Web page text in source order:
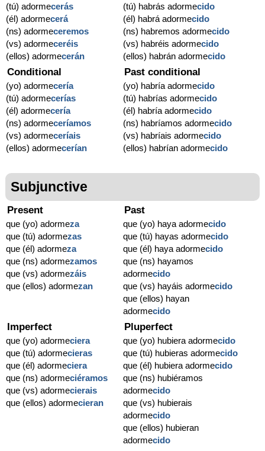
(tú) adormecerás
(él) adormecerá
(ns) adormeceremos
(vs) adormeceréis
(ellos) adormecerán
(tú) habrás adormecido
(él) habrá adormecido
(ns) habremos adormecido
(vs) habréis adormecido
(ellos) habrán adormecido
Conditional
(yo) adormecería
(tú) adormecerías
(él) adormecería
(ns) adormeceríamos
(vs) adormeceríais
(ellos) adormecerían
Past conditional
(yo) habría adormecido
(tú) habrías adormecido
(él) habría adormecido
(ns) habríamos adormecido
(vs) habríais adormecido
(ellos) habrían adormecido
Subjunctive
Present
que (yo) adormeza
que (tú) adormezas
que (él) adormeza
que (ns) adormezamos
que (vs) adormezáis
que (ellos) adormezan
Past
que (yo) haya adormecido
que (tú) hayas adormecido
que (él) haya adormecido
que (ns) hayamos
adormecido
que (vs) hayáis adormecido
que (ellos) hayan
adormecido
Imperfect
que (yo) adormeciera
que (tú) adormecieras
que (él) adormeciera
que (ns) adormeciéramos
que (vs) adormecierais
que (ellos) adormecieran
Pluperfect
que (yo) hubiera adormecido
que (tú) hubieras adormecido
que (él) hubiera adormecido
que (ns) hubiéramos
adormecido
que (vs) hubierais
adormecido
que (ellos) hubieran
adormecido